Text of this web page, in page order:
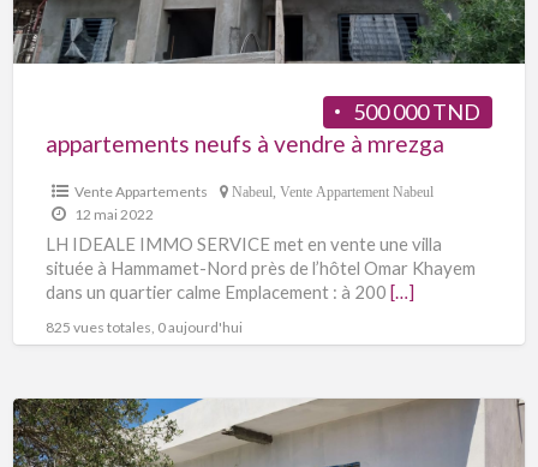
500 000 TND
appartements neufs à vendre à mrezga
Vente Appartements Nabeul Vente Appartement Nabeul
12 mai 2022
LH IDEALE IMMO SERVICE met en vente une villa
située à Hammamet-Nord près de l’hôtel Omar Khayem
dans un quartier calme Emplacement : à 200 […]
825 vues totales, 0 aujourd'hui